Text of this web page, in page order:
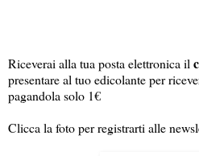
Riceverai alla tua posta elettronica il
presentare al tuo edicolante per
pagandola solo 1€
Clicca la foto per registrarti alle